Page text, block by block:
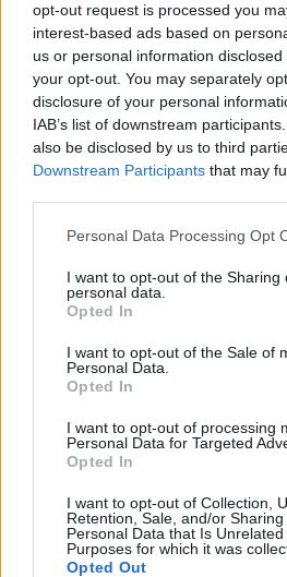
opt-out request is processed you
interest-based ads based on
us or personal information
your opt-out. You may separately
disclosure of your personal
IAB’s list of downstream
also be disclosed by us to third
Downstream Participants that may
Personal Data Processing Opt
I want to opt-out of the Sharing
personal data.
Opted In
I want to opt-out of the Sale of
Personal Data.
Opted In
I want to opt-out of processing
Personal Data for Targeted
Opted In
I want to opt-out of Collection,
Retention, Sale, and/or
Personal Data that Is
Purposes for which it was
Opted Out